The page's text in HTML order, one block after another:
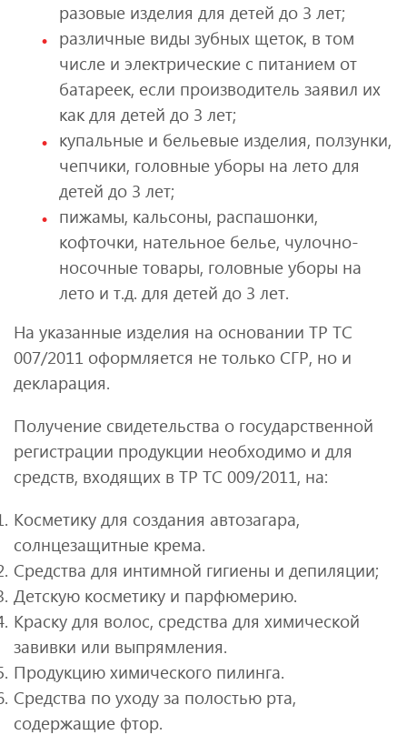
разовые изделия для детей до 3 лет;
различные виды зубных щеток, в том
числе и электрические с питанием от
батареек, если производитель заявил их
как для детей до 3 лет;
купальные и бельевые изделия, ползунки,
чепчики, головные уборы на лето для
детей до 3 лет;
пижамы, кальсоны, распашонки,
кофточки, нательное белье, чулочно-
носочные товары, головные уборы на
лето и т.д. для детей до 3 лет.
На указанные изделия на основании ТР ТС
007/2011 оформляется не только СГР, но и
декларация.
Получение свидетельства о государственной
регистрации продукции необходимо и для
средств, входящих в ТР ТС 009/2011, на:
Косметику для создания автозагара,
солнцезащитные крема.
Средства для интимной гигиены и депиляции;
Детскую косметику и парфюмерию.
Краску для волос, средства для химической
завивки или выпрямления.
Продукцию химического пилинга.
Средства по уходу за полостью рта,
содержащие фтор.